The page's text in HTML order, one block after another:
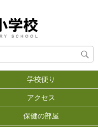
学校便り
アクセス
保健の部屋